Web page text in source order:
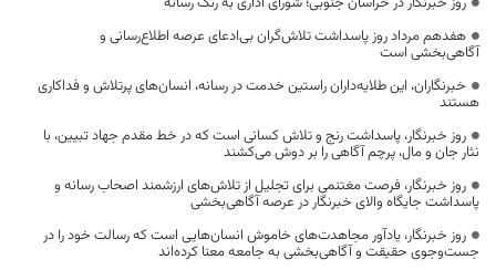
هفدهم مرداد روز پاسداشت تلاش‌گران بی‌ادعای عرصه اطلاع‌رسانی و
آگاهی‌بخشی است
خبرنگاران، این طلایه‌داران راستین خدمت در رسانه، انسان‌های پرتلاش و فداکاری
هستند
روز خبرنگار، پاسداشت رنج و تلاش کسانی است که در خط مقدم جهاد تبیین، با
نثار جان و مال، پرچم آگاهی را بر دوش می‌کشند
روز خبرنگار، فرصت مغتنمی برای تجلیل از تلاش‌های ارزشمند اصحاب رسانه و
پاسداشت جایگاه والای خبرنگار در عرصه آگاهی‌بخشی
روز خبرنگار، یادآور مجاهدت‌های خاموش انسان‌هایی است که رسالت خود را در
جست‌وجوی حقیقت و آگاهی‌بخشی به جامعه معنا کرده‌اند